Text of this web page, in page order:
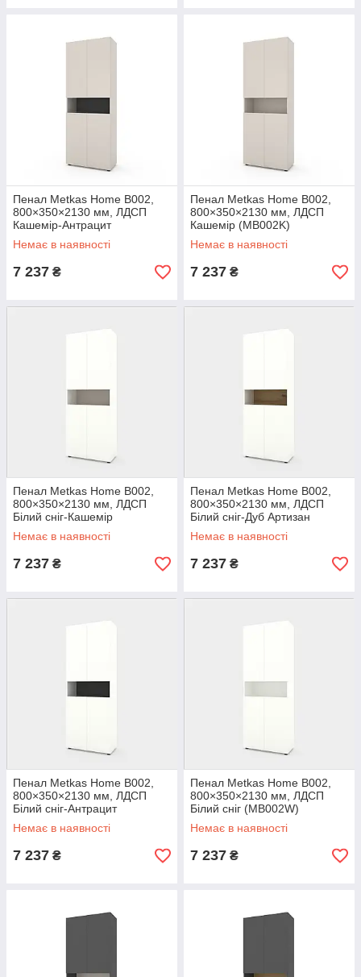
Пенал Metkas Home B002,
800×350×2130 мм, ЛДСП
Кашемір-Антрацит
(MB002KA)
Немає в наявності
7 237 ₴
Пенал Metkas Home B002,
800×350×2130 мм, ЛДСП
Кашемір (MB002K)
Немає в наявності
7 237 ₴
Пенал Metkas Home B002,
800×350×2130 мм, ЛДСП
Білий сніг-Кашемір
(MB002WK)
Немає в наявності
7 237 ₴
Пенал Metkas Home B002,
800×350×2130 мм, ЛДСП
Білий сніг-Дуб Артизан
(MB002WDA)
Немає в наявності
7 237 ₴
Пенал Metkas Home B002,
800×350×2130 мм, ЛДСП
Білий сніг-Антрацит
(MB002WA)
Немає в наявності
7 237 ₴
Пенал Metkas Home B002,
800×350×2130 мм, ЛДСП
Білий сніг (MB002W)
Немає в наявності
7 237 ₴